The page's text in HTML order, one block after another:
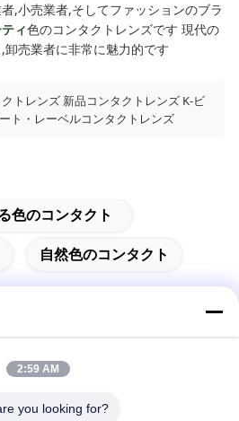
,小売業者,そしてファッションのブラ
ィ色のコンタクトレンズです 現代の
売業者に非常に魅力的です
トレンズ 新品コンタクトレンズ K-ビ
ト・レーベルコンタクトレンズ
色のコンタクト
自然色のコンタクト
2:59 AM
you looking for?